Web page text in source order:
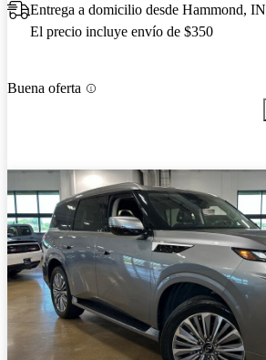
Entrega a domicilio desde Hammond, IN
El precio incluye envío de $350
Buena oferta